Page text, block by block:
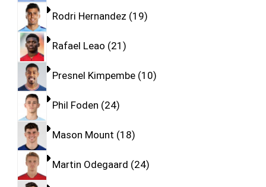
Rodri Hernandez 19
Rafael Leao 21
Presnel Kimpembe 10
Phil Foden 24
Mason Mount 18
Martin Odegaard 24